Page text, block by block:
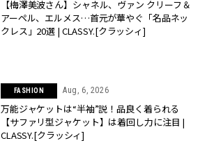
【梅澤美波さん】シャネル、ヴァン クリーフ＆
アーペル、エルメス…首元が華やぐ「名品ネッ
クレス」20選 | CLASSY.[クラッシィ]
FASHION Aug, 6, 2026
万能ジャケットは“半袖”説！品良く着られる
【サファリ型ジャケット】は着回し力に注目 |
CLASSY.[クラッシィ]